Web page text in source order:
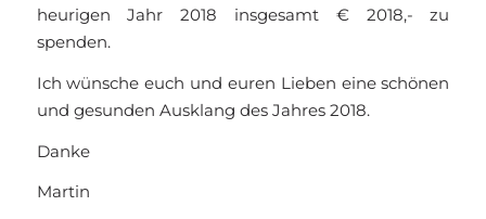
heurigen Jahr 2018 insgesamt € 2018,- zu
spenden.
Ich wünsche euch und euren Lieben eine schönen
und gesunden Ausklang des Jahres 2018.
Danke
Martin